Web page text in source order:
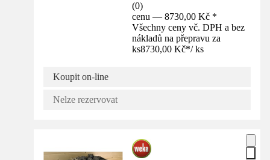
(0)
cenu — 8730,00 Kč *
Všechny ceny vč. DPH a bez
nákladů na přepravu za
ks8730,00 Kč*/ ks
Koupit on-line
Nelze rezervovat